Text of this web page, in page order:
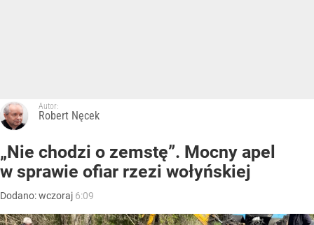
Autor:
Robert Nęcek
„Nie chodzi o zemstę”. Mocny apel
w sprawie ofiar rzezi wołyńskiej
Dodano:wczoraj 6:09